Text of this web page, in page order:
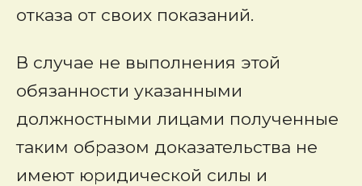
отказа от своих показаний.
В случае не выполнения этой
обязанности указанными
должностными лицами полученные
таким образом доказательства не
имеют юридической силы и